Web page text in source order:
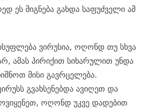
ეს მიგნება გახდა საფუძველი ამ
ვირუსია, ოღონდ თუ სხვა
ამას პირიქით სიხარულით უნდა
მისი გავრცელება.
გვახსენებდა ავიღეთ და
ოღონდ უკვე დადებით